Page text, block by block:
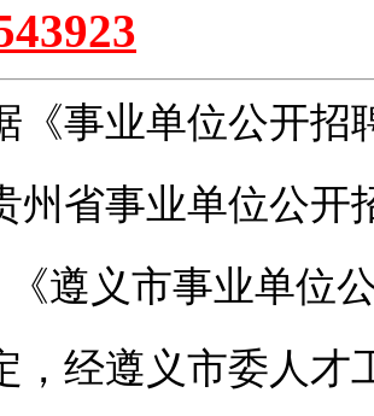
事业单位公开招
州省事业单位公开
遵义市事业单位
，经遵义市委人才